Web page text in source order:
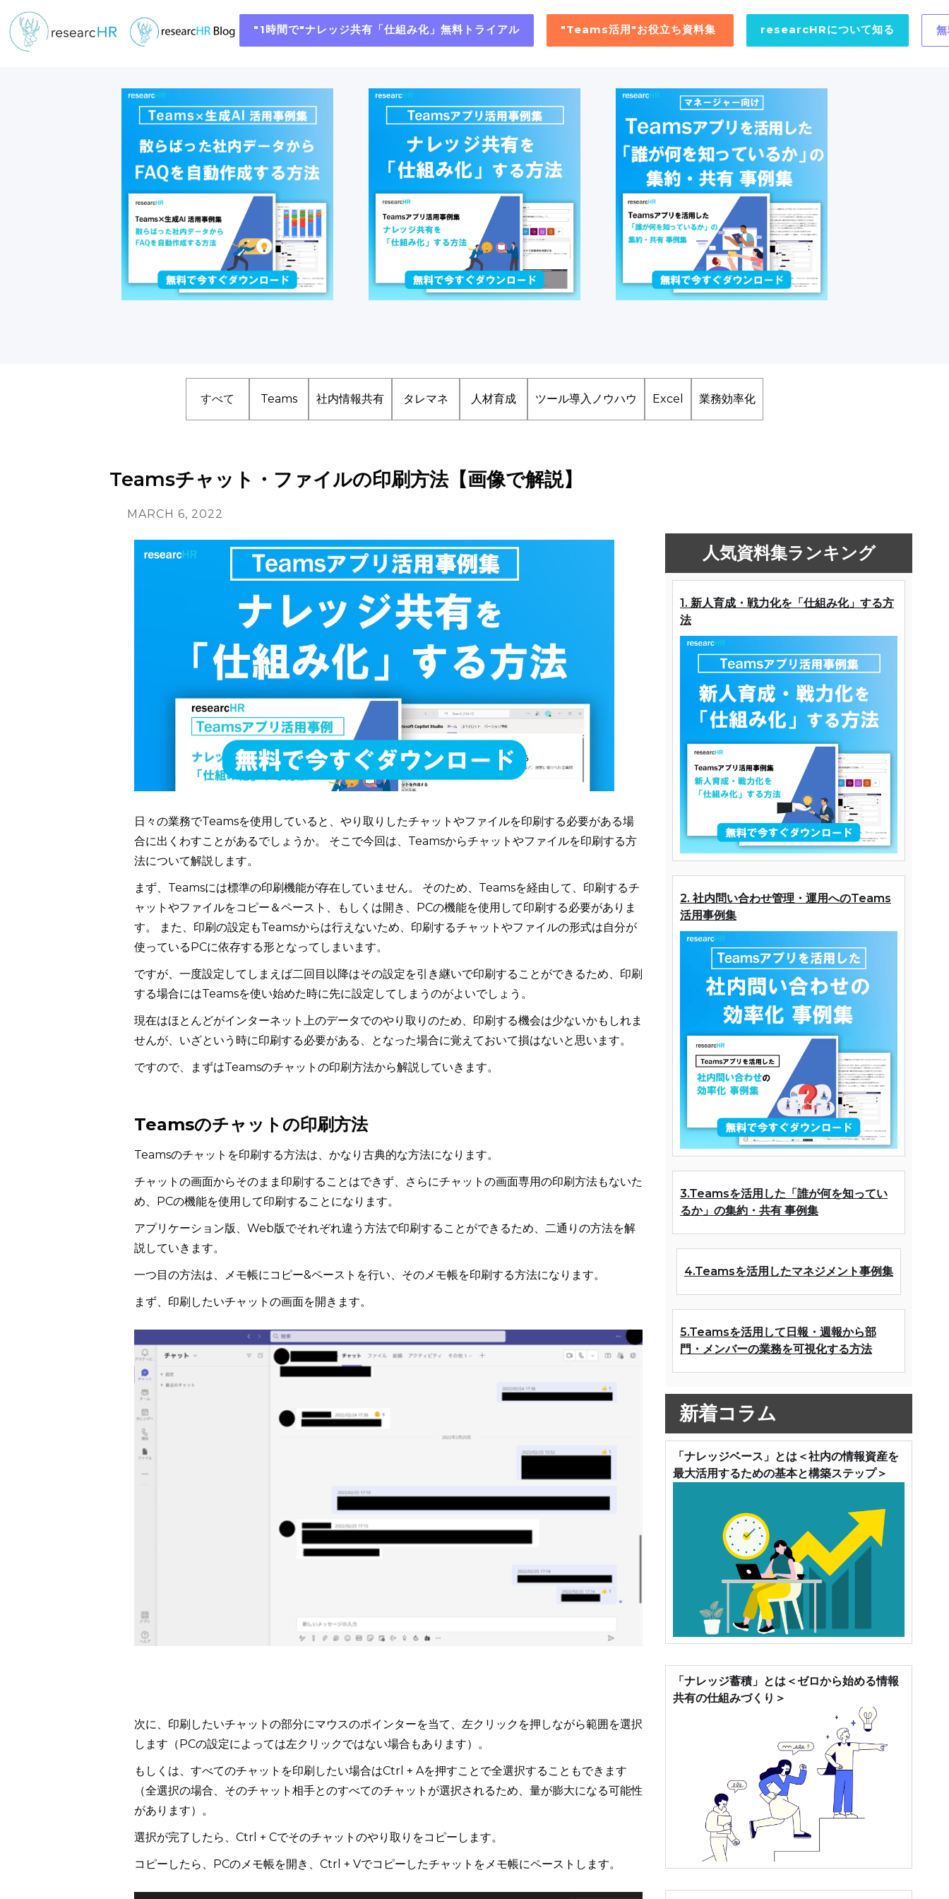
"1時間で"ナレッジ共有「仕組み化」無料トライアル "Teams活用"お役立ち資料集 researcHRについて知る
すべて Teams 社内情報共有 タレマネ 人材育成 ツール導入ノウハウ Excel 業務効率化
Teamsチャット・ファイルの印刷方法【画像で解説】
MARCH 6, 2022
日々の業務でTeamsを使用していると、やり取りしたチャットやファイルを印刷する必要がある場
合に出くわすことがあるでしょうか。 そこで今回は、Teamsからチャットやファイルを印刷する方
法について解説します。
まず、Teamsには標準の印刷機能が存在していません。 そのため、Teamsを経由して、印刷するチ
ャットやファイルをコピー＆ペースト、もしくは開き、PCの機能を使用して印刷する必要がありま
す。 また、印刷の設定もTeamsからは行えないため、印刷するチャットやファイルの形式は自分が
使っているPCに依存する形となってしまいます。
ですが、一度設定してしまえば二回目以降はその設定を引き継いで印刷することができるため、印刷
する場合にはTeamsを使い始めた時に先に設定してしまうのがよいでしょう。
現在はほとんどがインターネット上のデータでのやり取りのため、印刷する機会は少ないかもしれま
せんが、いざという時に印刷する必要がある、となった場合に覚えておいて損はないと思います。
ですので、まずはTeamsのチャットの印刷方法から解説していきます。
Teamsのチャットの印刷方法
Teamsのチャットを印刷する方法は、かなり古典的な方法になります。
チャットの画面からそのまま印刷することはできず、さらにチャットの画面専用の印刷方法もないた
め、PCの機能を使用して印刷することになります。
アプリケーション版、Web版でそれぞれ違う方法で印刷することができるため、二通りの方法を解
説していきます。
一つ目の方法は、メモ帳にコピー&ペーストを行い、そのメモ帳を印刷する方法になります。
まず、印刷したいチャットの画面を開きます。
次に、印刷したいチャットの部分にマウスのポインターを当て、左クリックを押しながら範囲を選択
します（PCの設定によっては左クリックではない場合もあります）。
もしくは、すべてのチャットを印刷したい場合はCtrl + Aを押すことで全選択することもできます
（全選択の場合、そのチャット相手とのすべてのチャットが選択されるため、量が膨大になる可能性
があります）。
選択が完了したら、Ctrl + Cでそのチャットのやり取りをコピーします。
コピーしたら、PCのメモ帳を開き、Ctrl + Vでコピーしたチャットをメモ帳にペーストします。
人気資料集ランキング
1. 新人育成・戦力化を「仕組み化」する方
法
2. 社内問い合わせ管理・運用へのTeams
活用事例集
3.Teamsを活用した「誰が何を知ってい
るか」の集約・共有 事例集
4.Teamsを活用したマネジメント事例集
5.Teamsを活用して日報・週報から部
門・メンバーの業務を可視化する方法
新着コラム
「ナレッジベース」とは＜社内の情報資産を
最大活用するための基本と構築ステップ＞
「ナレッジ蓄積」とは＜ゼロから始める情報
共有の仕組みづくり＞